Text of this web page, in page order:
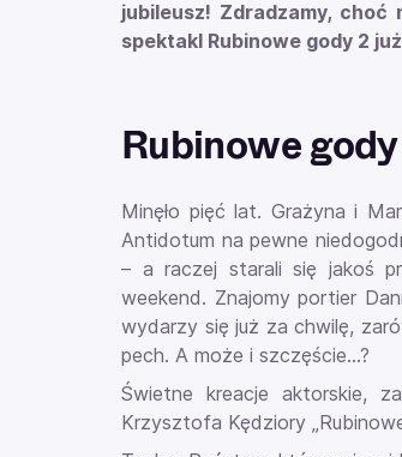
jubileusz! Zdradzamy, choć
spektakl Rubinowe gody 2
Rubinowe
Minęło pięć lat. Grażyna i
Antidotum na pewne
– a raczej starali się jakoś
weekend. Znajomy portier
wydarzy się już za chwilę,
pech. A może i szczęście...?
Świetne kreacje aktorskie,
Krzysztofa Kędziory